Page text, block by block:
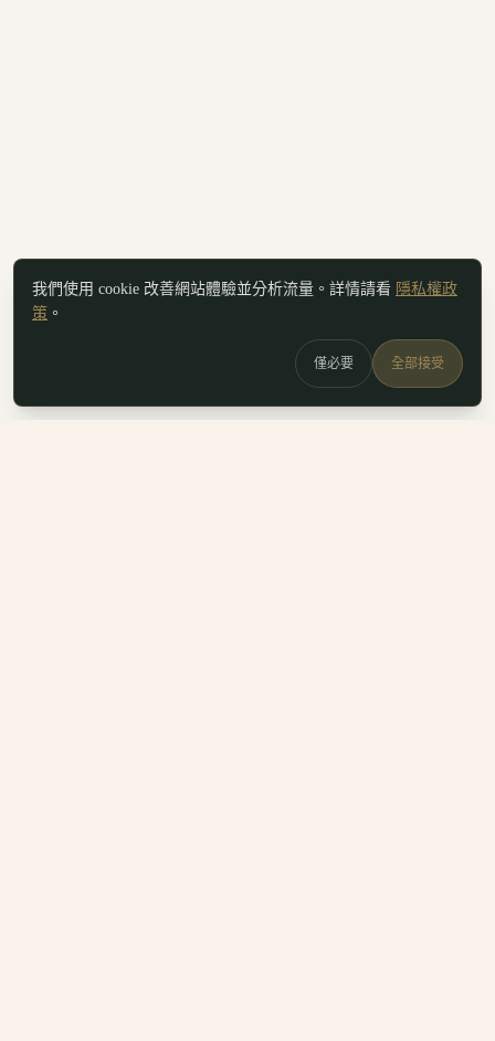
我們使用 cookie 改善網站體驗並分析流量。詳情請看 隱私權政
策 。
僅必要 全部接受